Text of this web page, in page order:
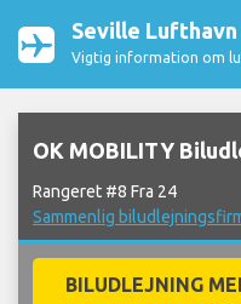
Seville Lufthavn
Vigtig information om
OK MOBILITY
Rangeret #8 Fra 24
Sammenlig
BILUDLEJNING